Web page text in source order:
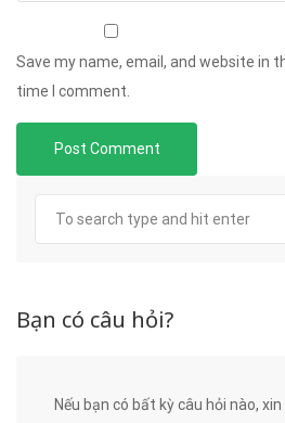
Save my name, email, and website in
time I comment.
Bạn có câu hỏi?
Nếu bạn có bất kỳ câu hỏi nào,